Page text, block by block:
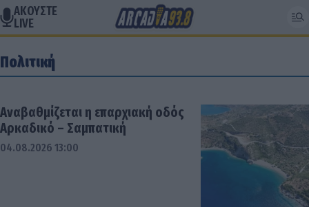
ΑΚΟΥΣΤΕ
LIVE
Πολιτική
Αναβαθμίζεται η επαρχιακή οδός
Αρκαδικό – Σαμπατική
04.08.2026 13:00